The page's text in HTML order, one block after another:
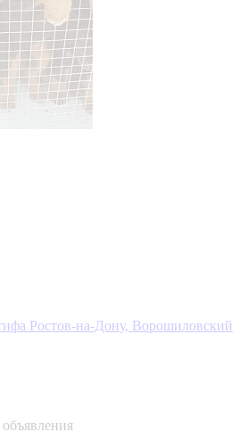
Ростов-на-Дону, Ворошиловский